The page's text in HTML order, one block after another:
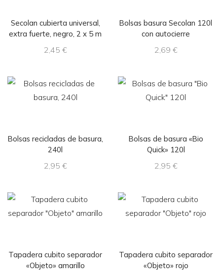
Secolan cubierta universal,
extra fuerte, negro, 2 x 5 m
2,45 €
Bolsas basura Secolan 120l
con autocierre
2,69 €
Bolsas recicladas de basura,
240l
2,95 €
Bolsas de basura «Bio
Quick» 120l
2,95 €
Tapadera cubito separador
«Objeto» amarillo
Tapadera cubito separador
«Objeto» rojo